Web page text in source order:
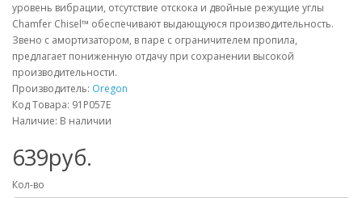
уровень вибрации, отсутствие отскока и двойные режущие углы
Chamfer Chisel™ обеспечивают выдающуюся производительность.
Звено с амортизатором, в паре с ограничителем пропила,
предлагает пониженную отдачу при сохранении высокой
производительности.
Производитель: Oregon
Код Товара: 91P057E
Наличие: В наличии
639руб.
Кол-во